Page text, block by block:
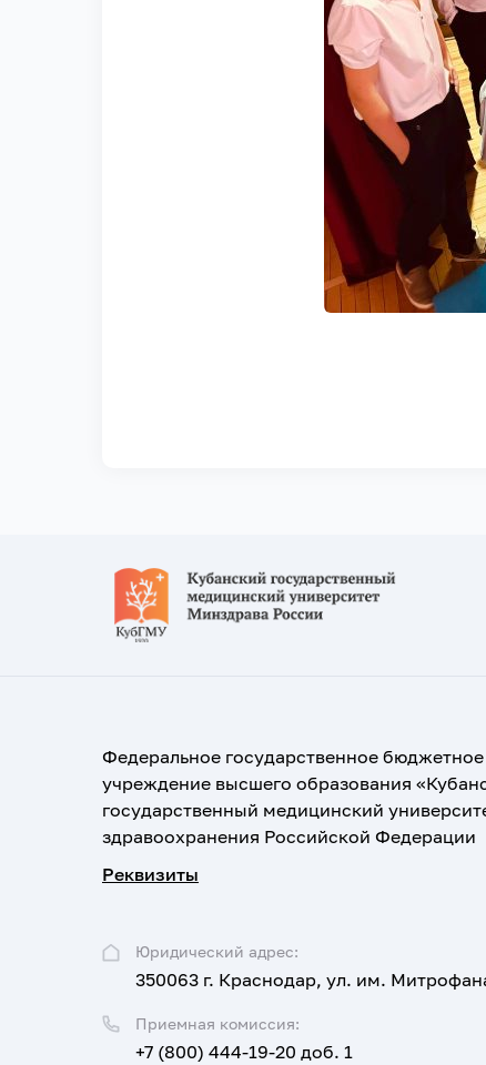
Федеральное государственное
учреждение высшего образования
государственный медицинский
здравоохранения Российской Федерации
Реквизиты
Юридический адрес:
350063 г. Краснодар, ул. им.
Приемная комиссия:
+7 (800) 444-19-20 доб. 1